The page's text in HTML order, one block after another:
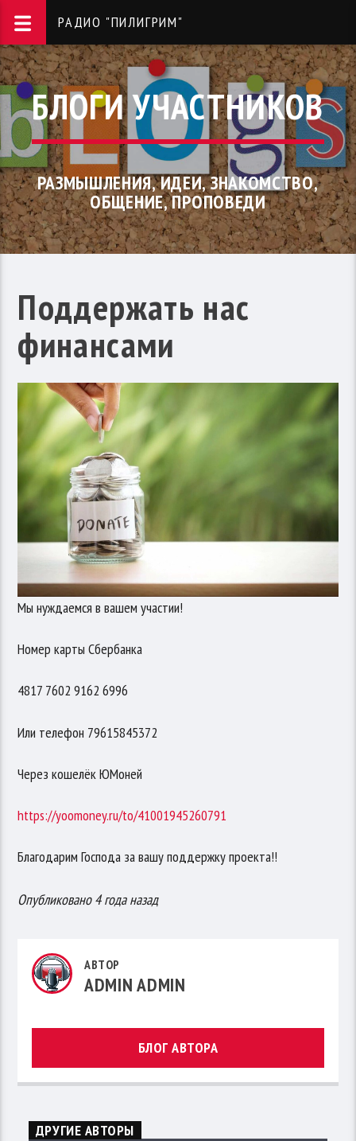
РАДИО "ПИЛИГРИМ"
БЛОГИ УЧАСТНИКОВ
РАЗМЫШЛЕНИЯ, ИДЕИ, ЗНАКОМСТВО,
ОБЩЕНИЕ, ПРОПОВЕДИ
Поддержать нас
финансами
Мы нуждаемся в вашем участии!
Номер карты Сбербанка
4817 7602 9162 6996
Или телефон 79615845372
Через кошелёк ЮМоней
https://yoomoney.ru/to/41001945260791
Благодарим Господа за вашу поддержку проекта!!
Опубликовано 4 года назад
АВТОР
ADMIN ADMIN
БЛОГ АВТОРА
ДРУГИЕ АВТОРЫ